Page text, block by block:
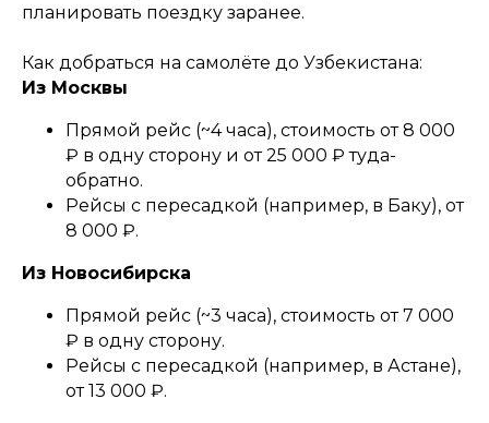
планировать поездку заранее.
Как добраться на самолёте до Узбекистана:
Из Москвы
Прямой рейс (~4 часа), стоимость от 8 000
₽ в одну сторону и от 25 000 ₽ туда-
обратно.
Рейсы с пересадкой (например, в Баку), от
8 000 ₽.
Из Новосибирска
Прямой рейс (~3 часа), стоимость от 7 000
₽ в одну сторону.
Рейсы с пересадкой (например, в Астане),
от 13 000 ₽.